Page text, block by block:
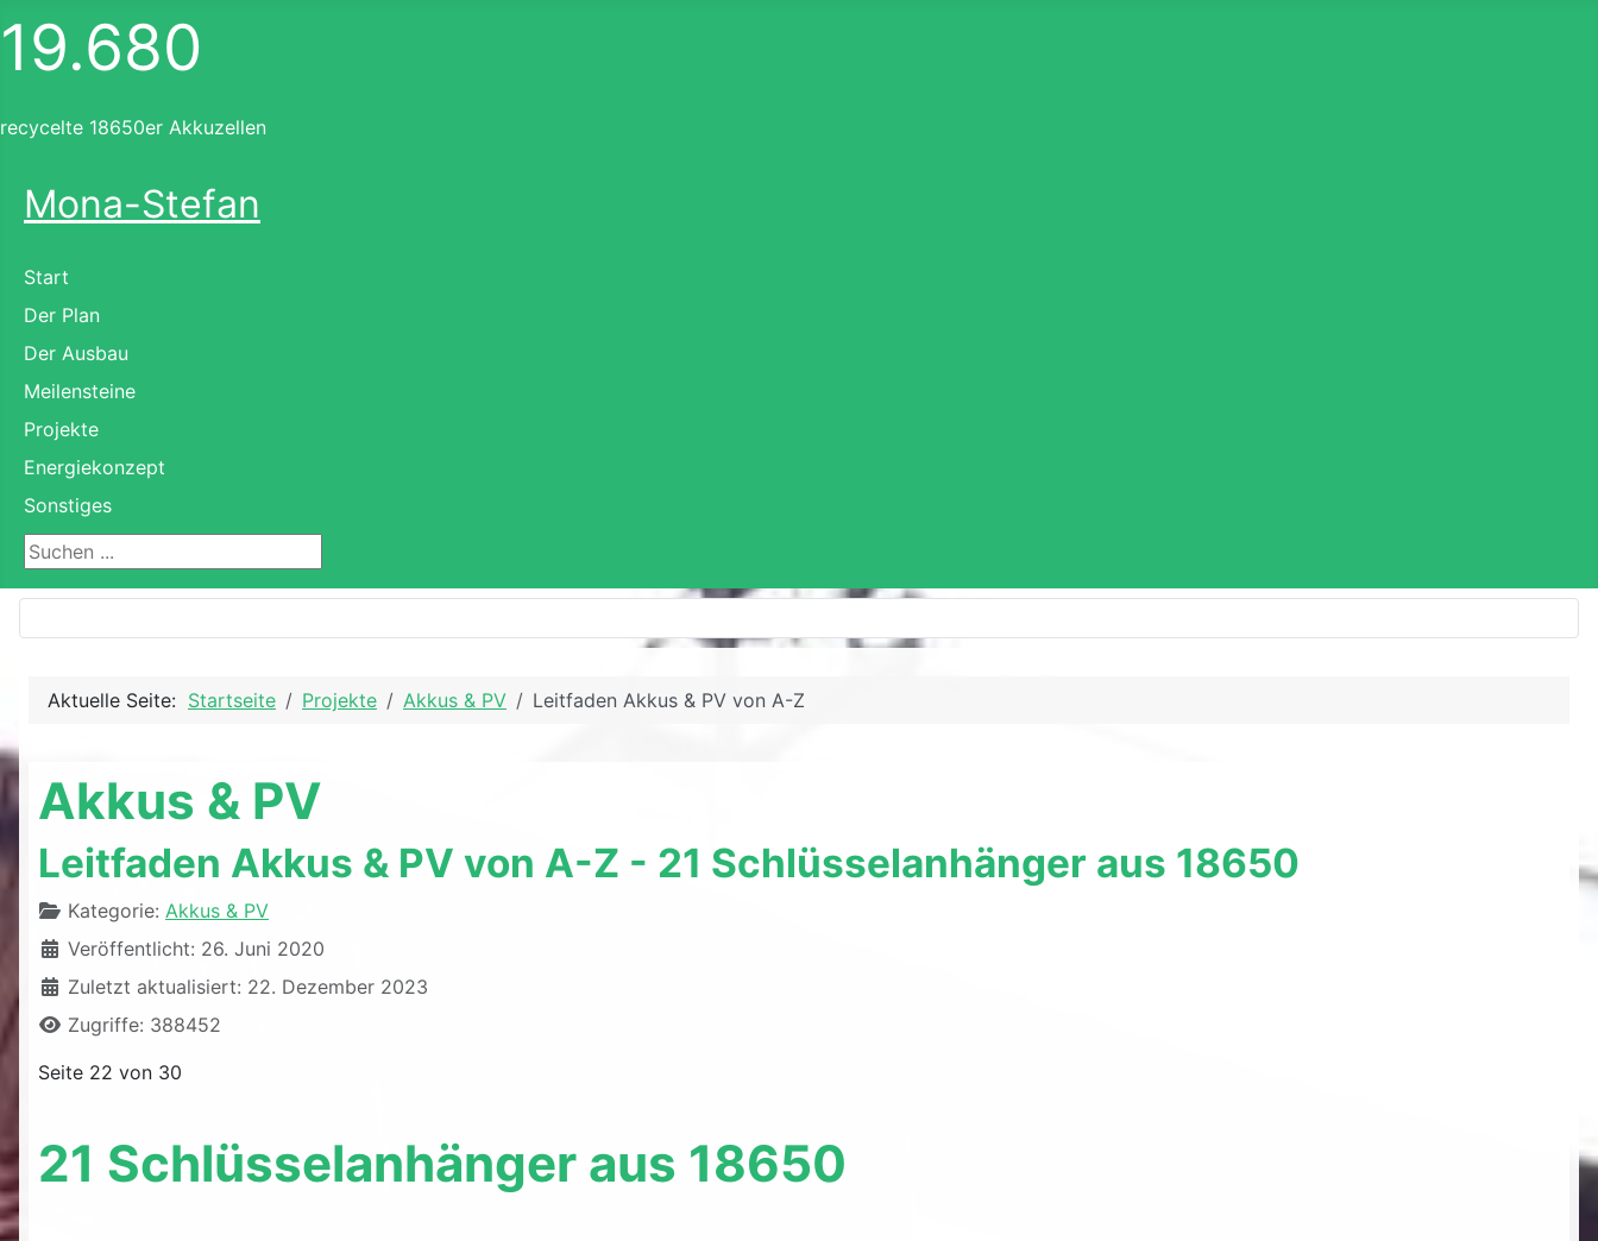
19.680
recycelte 18650er Akkuzellen
Mona-Stefan
Start
Der Plan
Der Ausbau
Meilensteine
Projekte
Energiekonzept
Sonstiges
Suchen ...
Aktuelle Seite: Startseite Projekte Akkus & PV Leitfaden Akkus & PV von A-Z
Akkus & PV
Leitfaden Akkus & PV von A-Z - 21 Schlüsselanhänger aus 18650
DetailsKategorie: Akkus & PV
Veröffentlicht: 26. Juni 2020
Zuletzt aktualisiert: 22. Dezember 2023
Zugriffe: 388452
Seite 22 von 30
21 Schlüsselanhänger aus 18650